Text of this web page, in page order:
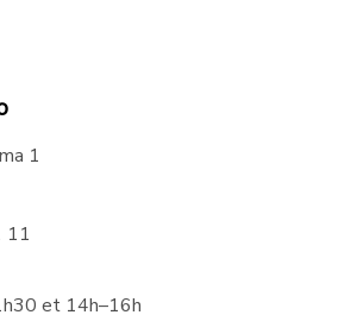
1
11
et 14h–16h